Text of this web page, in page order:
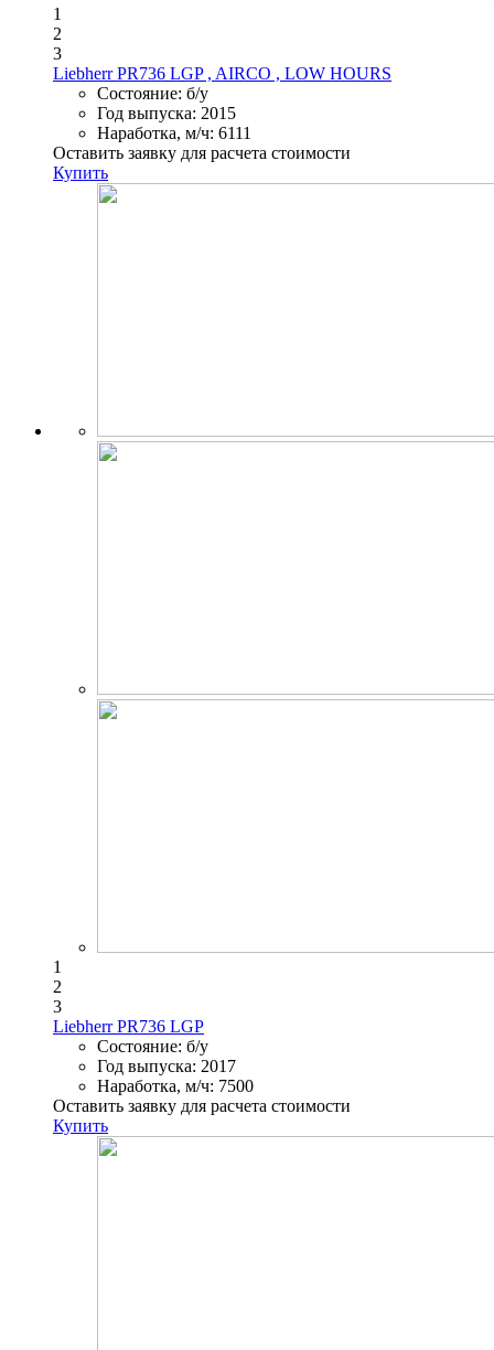
1
2
3
Liebherr PR736 LGP , AIRCO , LOW HOURS
Состояние: б/у
Год выпуска: 2015
Наработка, м/ч: 6111
Оставить заявку для расчета стоимости
Купить
1
2
3
Liebherr PR736 LGP
Состояние: б/у
Год выпуска: 2017
Наработка, м/ч: 7500
Оставить заявку для расчета стоимости
Купить